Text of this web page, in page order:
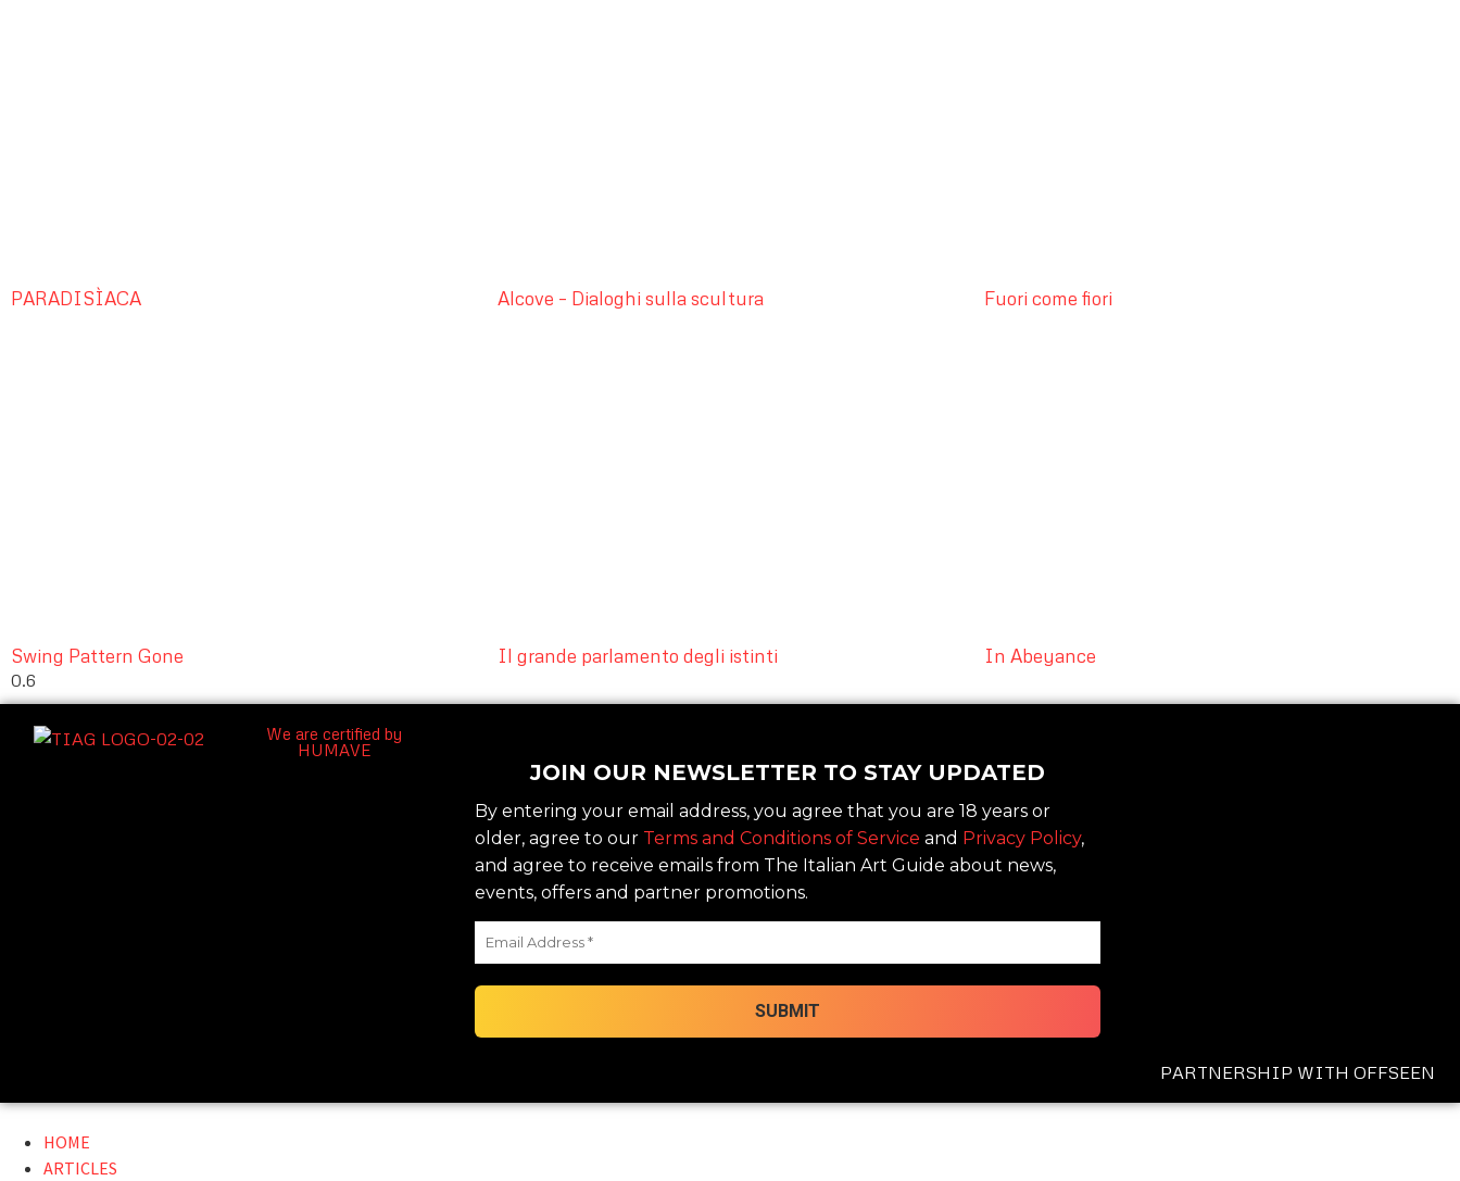
PARADISÌACA Alcove – Dialoghi sulla scultura Fuori come fiori
Swing Pattern Gone Il grande parlamento degli istinti In Abeyance
We are certified by
HUMAVE
JOIN OUR NEWSLETTER TO STAY UPDATED
By entering your email address, you agree that you are 18 years or
older, agree to our Terms and Conditions of Service and Privacy Policy,
and agree to receive emails from The Italian Art Guide about news,
events, offers and partner promotions.
PARTNERSHIP WITH OFFSEEN
HOME
ARTICLES